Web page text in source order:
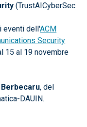
(TrustAICyberSec
eventi dell'ACM
Security
15 al 19 novembre
Berbecaru, del
DAUIN.